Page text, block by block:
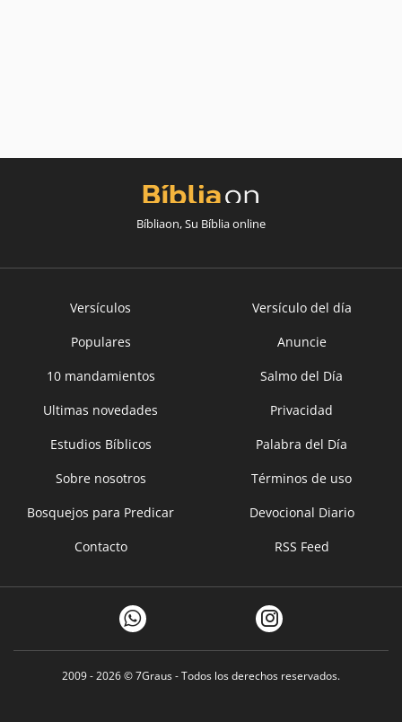
Bíbliaon, Su Bíblia online
Versículos
Versículo del día
Populares
Anuncie
10 mandamientos
Salmo del Día
Ultimas novedades
Privacidad
Estudios Bíblicos
Palabra del Día
Sobre nosotros
Términos de uso
Bosquejos para Predicar
Devocional Diario
Contacto
RSS Feed
2009 - 2026 ©7Graus- Todos los derechos reservados.